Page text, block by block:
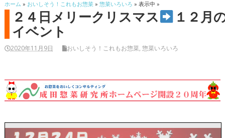
ホーム » おいしそう！これもお惣菜» 惣菜いろいろ » 表示中 »
２４日メリークリスマス
１２月
イベント
2020年11月9日 おいしそう！これもお惣菜, 惣菜いろいろ